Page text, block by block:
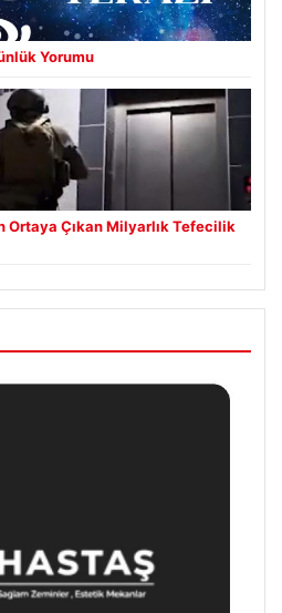
Yorumu
Ortaya Çıkan Milyarlık Tefecilik